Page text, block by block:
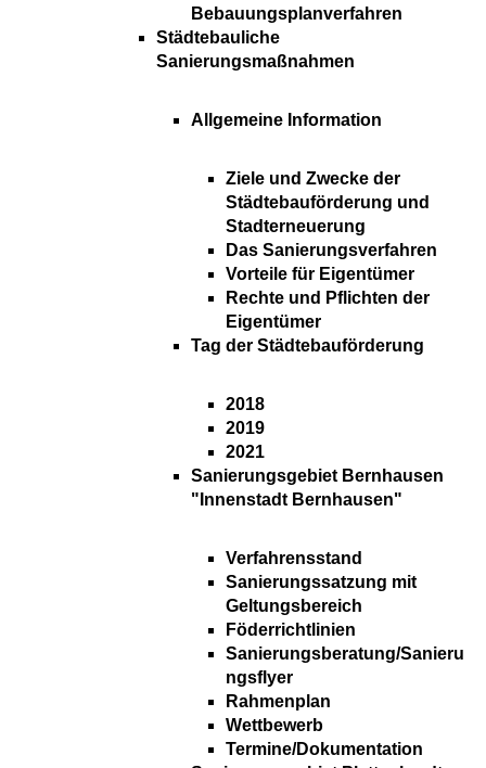
Bebauungsplanverfahren
Städtebauliche
Sanierungsmaßnahmen
Allgemeine Information
Ziele und Zwecke der
Städtebauförderung und
Stadterneuerung
Das Sanierungsverfahren
Vorteile für Eigentümer
Rechte und Pflichten der
Eigentümer
Tag der Städtebauförderung
2018
2019
2021
Sanierungsgebiet Bernhausen
"Innenstadt Bernhausen"
Verfahrensstand
Sanierungssatzung mit
Geltungsbereich
Föderrichtlinien
Sanierungsberatung/Sanieru
ngsflyer
Rahmenplan
Wettbewerb
Termine/Dokumentation